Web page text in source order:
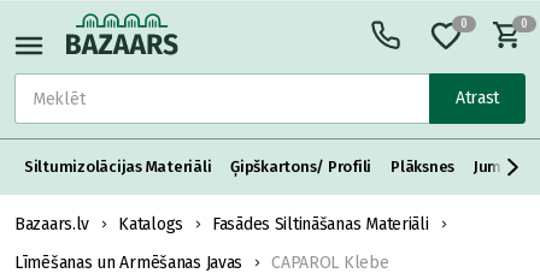
Atrast
0 0
Siltumizolācijas Materiāli Ģipškartons/ Profili Plāksnes Jumta
Bazaars.lv Katalogs
Fasādes Siltināšanas Materiāli
Līmēšanas un Armēšanas Javas
CAPAROL Klebe